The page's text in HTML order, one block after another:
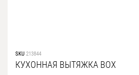
SKU 213844
КУХОННАЯ ВЫТЯЖКА BOX